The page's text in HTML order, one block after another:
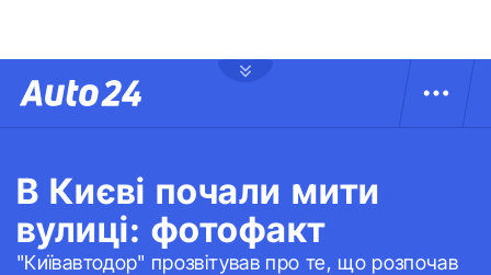
В Києві почали мити
вулиці: фотофакт
"Київавтодор" прозвітував про те, що розпочав